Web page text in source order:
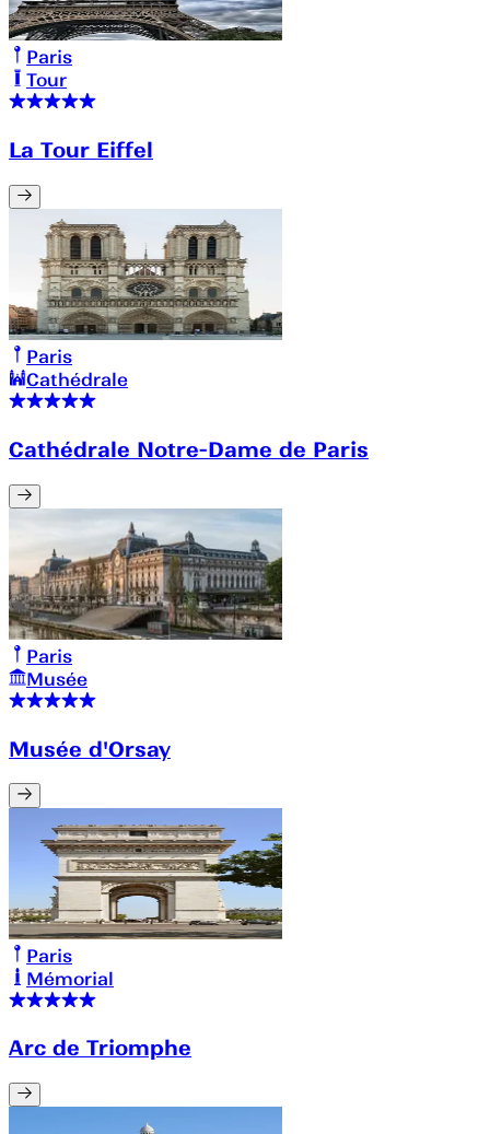
Paris
Tour
La Tour Eiffel
Paris
Cathédrale
Cathédrale Notre-Dame de Paris
Paris
Musée
Musée d'Orsay
Paris
Mémorial
Arc de Triomphe